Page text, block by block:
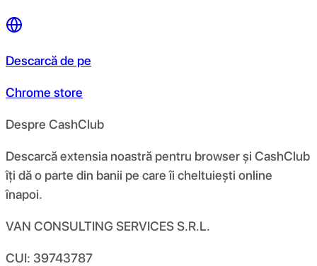
Descarcă de pe
Chrome store
Despre CashClub
Descarcă extensia noastră pentru browser și CashClub
îți dă o parte din banii pe care îi cheltuiești online
înapoi.
VAN CONSULTING SERVICES S.R.L.
CUI: 39743787